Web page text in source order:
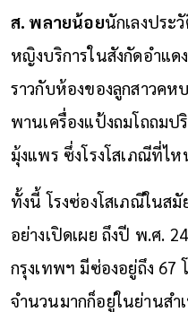
ส. พลายน้อยนักเลงประ
หญิงบริการในสังกัดอำแด
ราวกับห้องของลูกสาวคห
พานเครื่องแป้งถมโถถมป
มุ้งแพร ซึ่งโรงโสเภณีที่ไห
ทั้งนี้ โรงซ่องโสเภณีในส
อย่างเปิดเผย ถึงปี พ.ศ.
กรุงเทพฯ มีซ่องอยู่ถึง 67
จำนวนมากก็อยู่ในย่านส